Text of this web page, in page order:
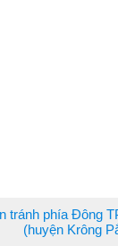
tránh phía Đông
(huyện Krông